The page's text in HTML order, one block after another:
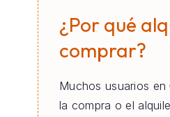
¿Por qué
comprar?
Muchos usuarios en
la compra o el